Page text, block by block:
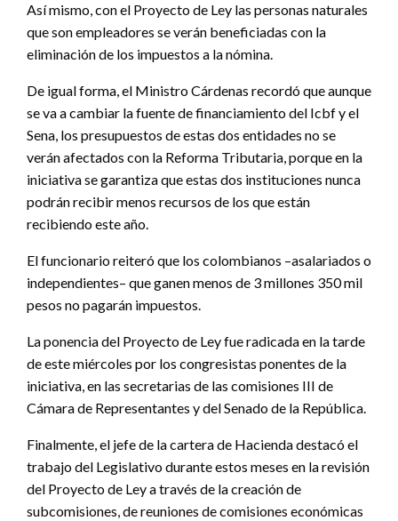
Así mismo, con el Proyecto de Ley las personas naturales
que son empleadores se verán beneficiadas con la
eliminación de los impuestos a la nómina.
De igual forma, el Ministro Cárdenas recordó que aunque
se va a cambiar la fuente de financiamiento del Icbf y el
Sena, los presupuestos de estas dos entidades no se
verán afectados con la Reforma Tributaria, porque en la
iniciativa se garantiza que estas dos instituciones nunca
podrán recibir menos recursos de los que están
recibiendo este año.
El funcionario reiteró que los colombianos –asalariados o
independientes– que ganen menos de 3 millones 350 mil
pesos no pagarán impuestos.
La ponencia del Proyecto de Ley fue radicada en la tarde
de este miércoles por los congresistas ponentes de la
iniciativa, en las secretarias de las comisiones III de
Cámara de Representantes y del Senado de la República.
Finalmente, el jefe de la cartera de Hacienda destacó el
trabajo del Legislativo durante estos meses en la revisión
del Proyecto de Ley a través de la creación de
subcomisiones, de reuniones de comisiones económicas